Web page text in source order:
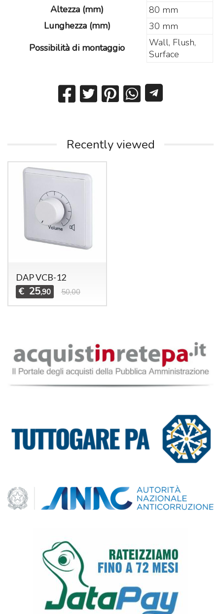
Altezza (mm)
80 mm
Lunghezza (mm)
30 mm
Possibilità di montaggio
Wall, Flush,
Surface
Recently viewed
DAP VCB-12
€ 25,90 50,00